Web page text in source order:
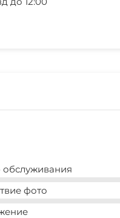
обслуживания
фото